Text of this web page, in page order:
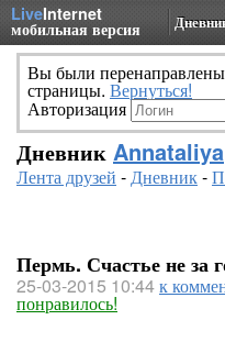
LiveInternet
мобильная версия
Вы были
страницы. Вернуться!
Авторизация
Дневник Annataliya
Лента друзей -Дневник-
Пермь. Счастье не за
25-03-2015 10:44к
понравилось!